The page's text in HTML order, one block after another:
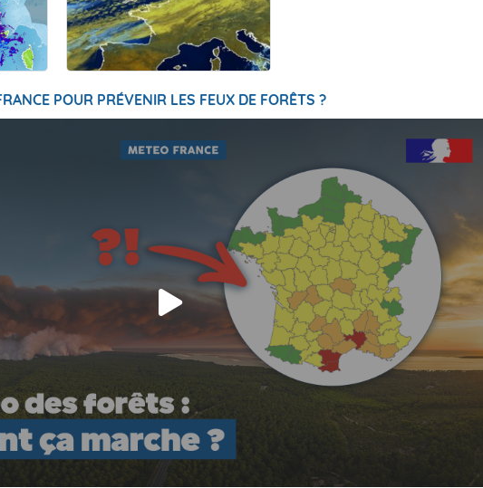
POUR PRÉVENIR LES FEUX DE FORÊTS ?